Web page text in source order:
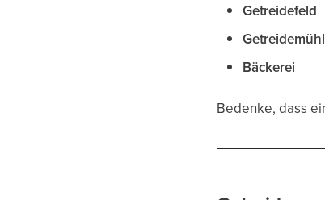
Getreidefeld
Bäckerei
Bedenke, dass